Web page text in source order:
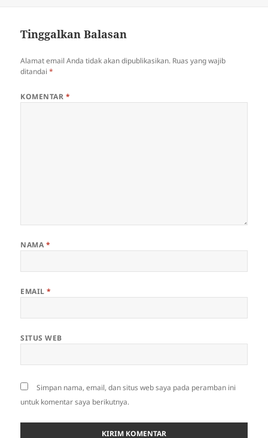
Tinggalkan Balasan
Alamat email Anda tidak akan dipublikasikan. Ruas yang wajib
ditandai*
KOMENTAR *
NAMA *
EMAIL*
SITUS WEB
Simpan nama, email, dan situs web saya pada peramban ini
untuk komentar saya berikutnya.